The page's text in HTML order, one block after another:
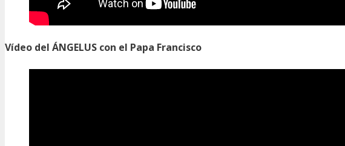
Vídeo del ÁNGELUS con el Papa Francisco